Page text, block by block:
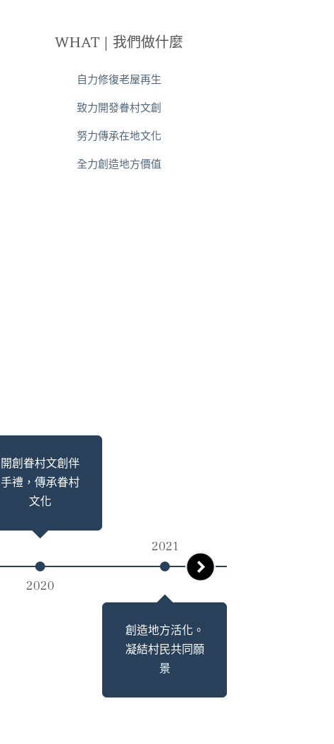
WHAT | 我們做什麼
自力修復老屋再生
致力開發眷村文創
努力傳承在地文化
全力創造地方價值
開創眷村文創伴
手禮，傳承眷村
文化
2021
2020
創造地方活化。
凝結村民共同願
景